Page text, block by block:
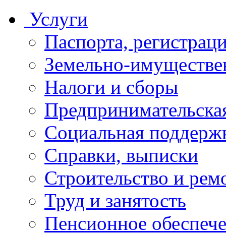
Услуги
Паспорта,
Земельно-
Налоги и сборы
Социальная
Справки, выписки
Строительство и
Труд и занятость
Пенсионное